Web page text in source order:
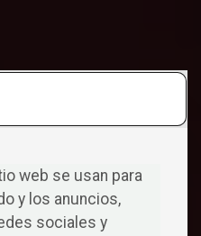
web se usan para
y los anuncios,
sociales y